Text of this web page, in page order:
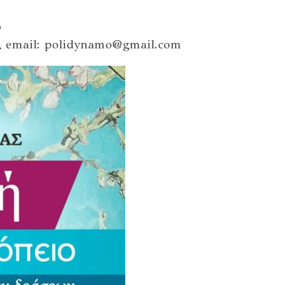
polidynamo@gmail.com